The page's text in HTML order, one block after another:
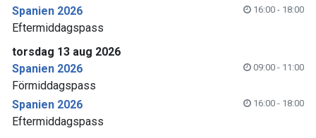
Spanien 2026
16:00 - 18:00
Eftermiddagspass
torsdag 13 aug 2026
Spanien 2026
09:00 - 11:00
Förmiddagspass
Spanien 2026
16:00 - 18:00
Eftermiddagspass